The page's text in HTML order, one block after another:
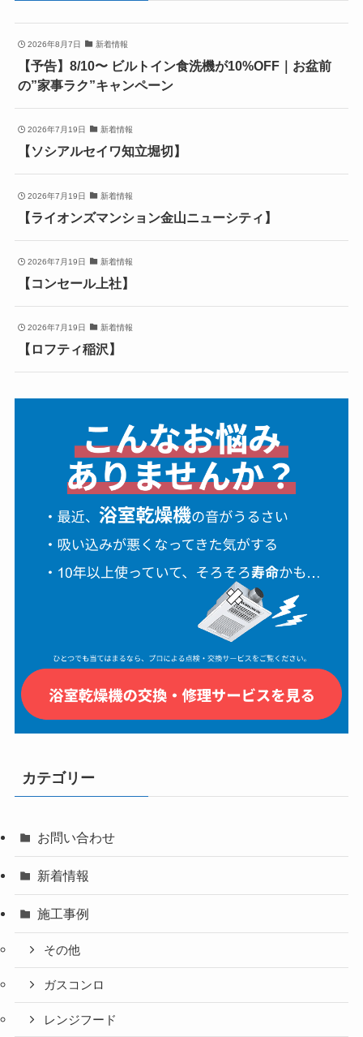
2026年8月7日 新着情報
【予告】8/10〜 ビルトイン食洗機が10%OFF｜お盆前
の”家事ラク”キャンペーン
2026年7月19日 新着情報
【ソシアルセイワ知立堀切】
2026年7月19日 新着情報
【ライオンズマンション金山ニューシティ】
2026年7月19日 新着情報
【コンセール上社】
2026年7月19日 新着情報
【ロフティ稲沢】
カテゴリー
お問い合わせ
新着情報
施工事例
その他
ガスコンロ
レンジフード